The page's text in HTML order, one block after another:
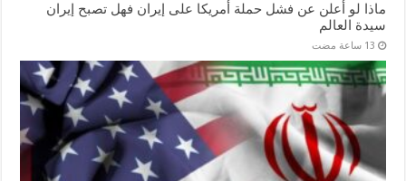
ماذا لو أعلن عن فشل حملة أمريكا على إيران فهل تصبح إيران
سيدة العالم